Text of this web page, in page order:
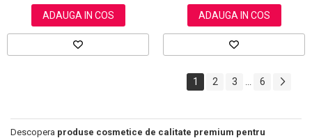
ADAUGA IN COS ADAUGA IN COS
1 2 3 6
Descopera produse cosmetice de calitate premium pentru